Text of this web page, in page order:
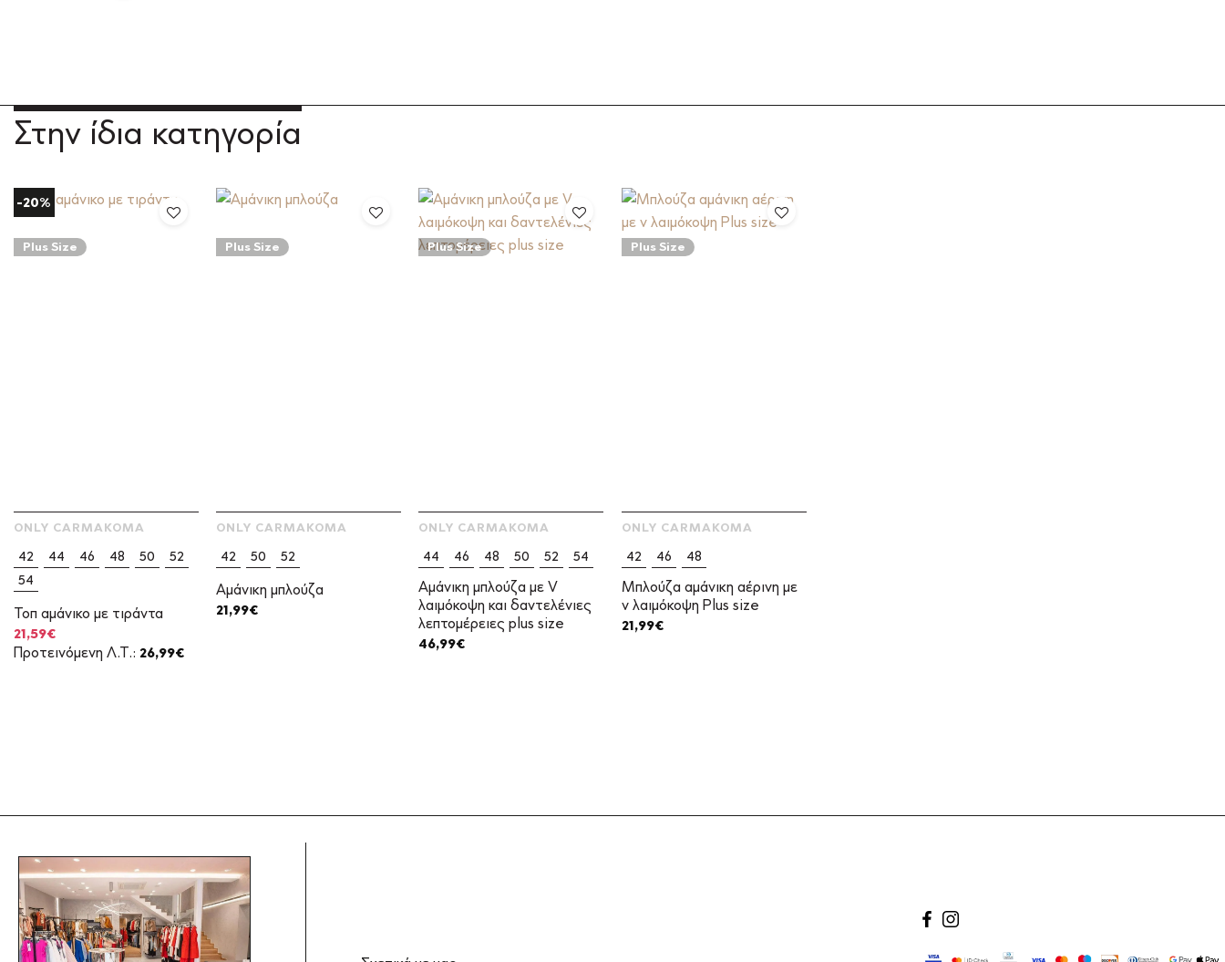
Στην ίδια κατηγορία
Plus Size
-20%
42 44 46 48 50
52
54
Τοπ αμάνικο με τιράντα
ONLY CARMAKOMA
Original
price
was:
21,59€Η
τρέχουσα
τιμή
Προτεινόμενη Λ.Τ.: 26,99€
Plus Size
42 50
52
Αμάνικη μπλούζα
ONLY CARMAKOMA
21,99€
Plus Size
44 46 48 50 52
54
Αμάνικη μπλούζα με V
λαιμόκοψη και δαντελένιες
λεπτομέρειες plus size
ONLY CARMAKOMA
46,99€
Plus Size
42 46
48
Μπλούζα αμάνικη αέρινη με
v λαιμόκοψη Plus size
ONLY CARMAKOMA
21,99€
facebook
instagram